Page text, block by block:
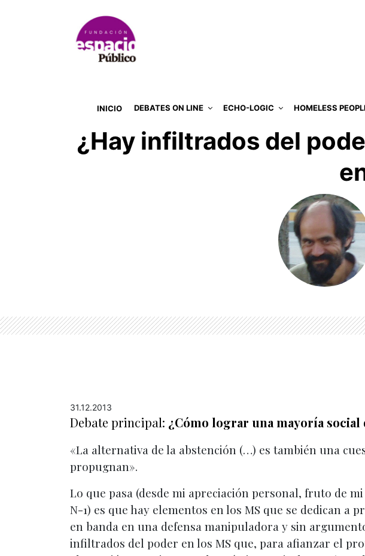
INICIO DEBATES ON LINE ECHO-LOGIC HOMELESS
¿Hay infiltrados del
31.12.2013
Debate principal: ¿Cómo lograr una mayoría social
«La alternativa de la abstención (…) es también una
propugnan».
Lo que pasa (desde mi apreciación personal, fruto de
N-1) es que hay elementos en los MS que se dedican
en banda en una defensa manipuladora y sin
infiltrados del poder en los MS que, para afianzar el